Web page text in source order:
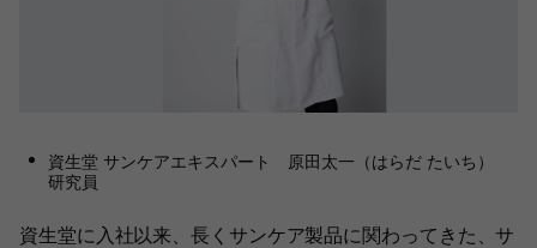
資生堂 サンケアエキスパート 原田太一（はらだ たいち）
研究員
資生堂に入社以来、長くサンケア製品に関わってきた、サ